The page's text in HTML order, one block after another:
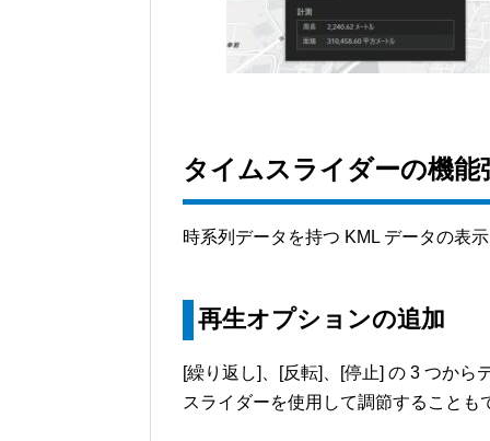
タイムスライダーの機能
時系列データを持つ KML データの表
再生オプションの追加
[繰り返し]、[反転]、[停止] の 3 つか
スライダーを使用して調節することも